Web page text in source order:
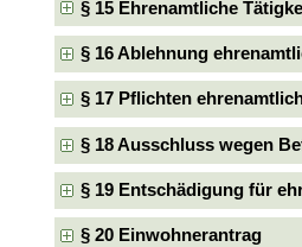
§ 15 Ehrenamtliche
§ 16 Ablehnung
§ 17 Pflichten
§ 18 Ausschluss wegen
§ 19 Entschädigung für
§ 20 Einwohnerantrag